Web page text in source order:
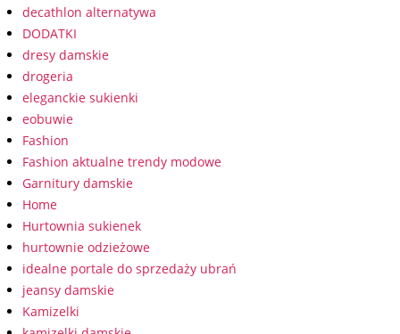
decathlon alternatywa
DODATKI
dresy damskie
drogeria
eleganckie sukienki
eobuwie
Fashion
Fashion aktualne trendy modowe
Garnitury damskie
Home
Hurtownia sukienek
hurtownie odzieżowe
idealne portale do sprzedaży ubrań
jeansy damskie
Kamizelki